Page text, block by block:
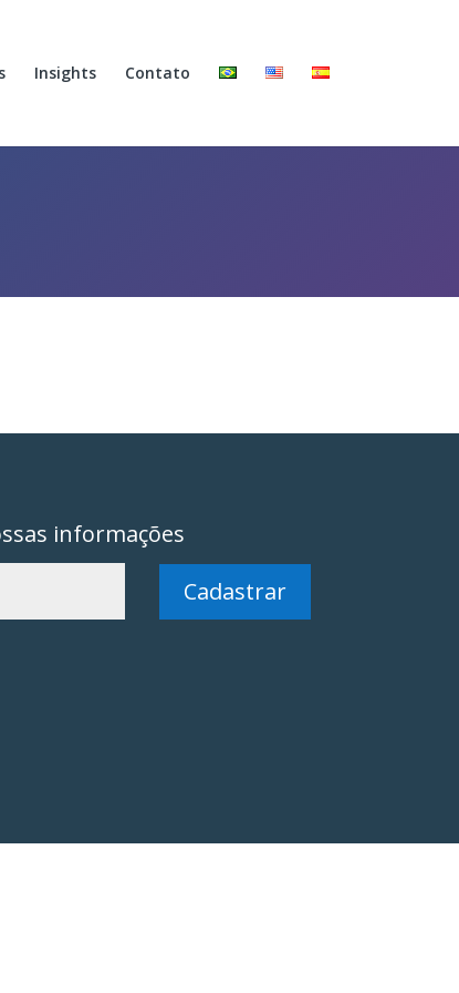
Insights Contato
informações
Cadastrar